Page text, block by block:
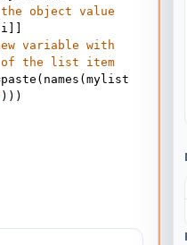
object value
i
variable with
of the list item
paste ( names ( mylist
)))